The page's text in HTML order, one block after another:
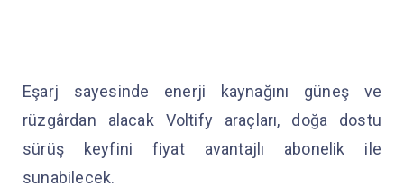
Eşarj sayesinde enerji kaynağını güneş ve
rüzgârdan alacak Voltify araçları, doğa dostu
sürüş keyfini fiyat avantajlı abonelik ile
sunabilecek.